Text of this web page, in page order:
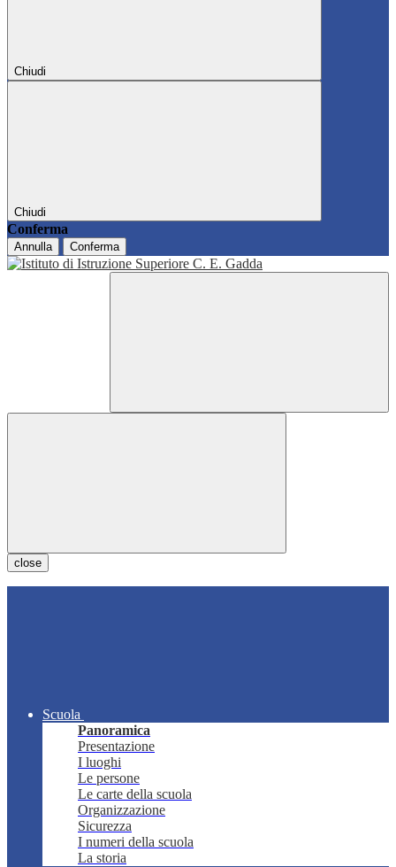
Chiudi
Chiudi
Conferma
Annulla Conferma
close
Scuola
Panoramica
Presentazione
I luoghi
Le persone
Le carte della scuola
Organizzazione
Sicurezza
I numeri della scuola
La storia